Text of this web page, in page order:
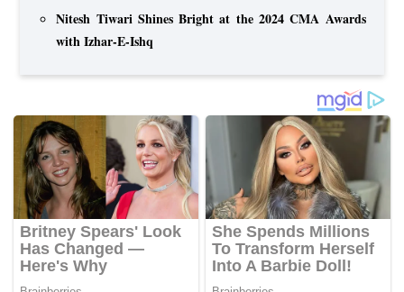
Nitesh Tiwari Shines Bright at the 2024 CMA Awards
with Izhar-E-Ishq